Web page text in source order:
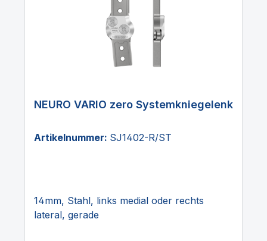
NEURO VARIO zero Systemkniegelenk
Artikelnummer: SJ1402-R/ST
14mm, Stahl, links medial oder rechts
lateral, gerade